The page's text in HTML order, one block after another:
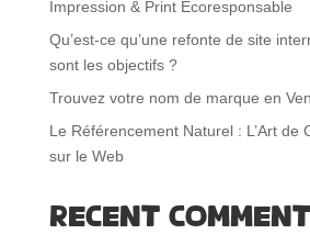
Impression & Print Écoresponsable
Qu’est-ce qu’une refonte de site
sont les objectifs ?
Trouvez votre nom de marque en
Le Référencement Naturel : L’Art de
sur le Web
Recent